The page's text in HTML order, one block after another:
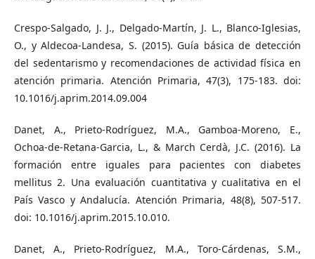
Crespo-Salgado, J. J., Delgado-Martín, J. L., Blanco-Iglesias,
O., y Aldecoa-Landesa, S. (2015). Guía básica de detección
del sedentarismo y recomendaciones de actividad física en
atención primaria. Atención Primaria, 47(3), 175-183. doi:
10.1016/j.aprim.2014.09.004
Danet, A., Prieto-Rodríguez, M.A., Gamboa-Moreno, E.,
Ochoa-de-Retana-Garcia, L., & March Cerdà, J.C. (2016). La
formación entre iguales para pacientes con diabetes
mellitus 2. Una evaluación cuantitativa y cualitativa en el
País Vasco y Andalucía. Atención Primaria, 48(8), 507-517.
doi: 10.1016/j.aprim.2015.10.010.
Danet, A., Prieto-Rodríguez, M.A., Toro-Cárdenas, S.M.,